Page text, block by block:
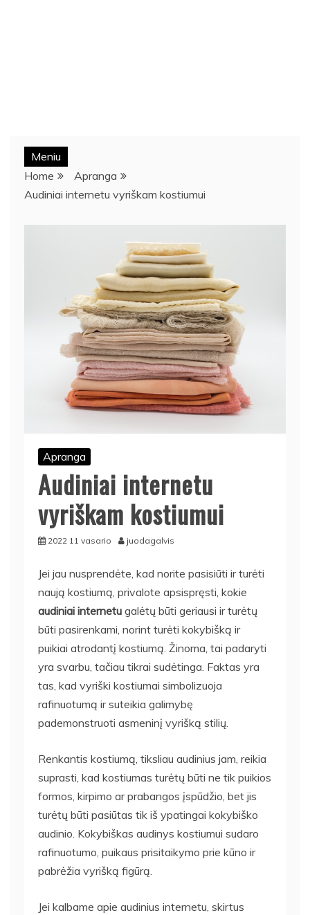
Meniu
Home
Apranga
Audiniai internetu vyriškam kostiumui
Apranga
Audiniai internetu
vyriškam kostiumui
2022 11 vasario juodagalvis
Jei jau nusprendėte, kad norite pasisiūti ir turėti
naują kostiumą, privalote apsispręsti, kokie
audiniai internetu galėtų būti geriausi ir turėtų
būti pasirenkami, norint turėti kokybišką ir
puikiai atrodantį kostiumą. Žinoma, tai padaryti
yra svarbu, tačiau tikrai sudėtinga. Faktas yra
tas, kad vyriški kostiumai simbolizuoja
rafinuotumą ir suteikia galimybę
pademonstruoti asmeninį vyrišką stilių.
Renkantis kostiumą, tiksliau audinius jam, reikia
suprasti, kad kostiumas turėtų būti ne tik puikios
formos, kirpimo ar prabangos įspūdžio, bet jis
turėtų būti pasiūtas tik iš ypatingai kokybiško
audinio. Kokybiškas audinys kostiumui sudaro
rafinuotumo, puikaus prisitaikymo prie kūno ir
pabrėžia vyrišką figūrą.
Jei kalbame apie audinius internetu, skirtus